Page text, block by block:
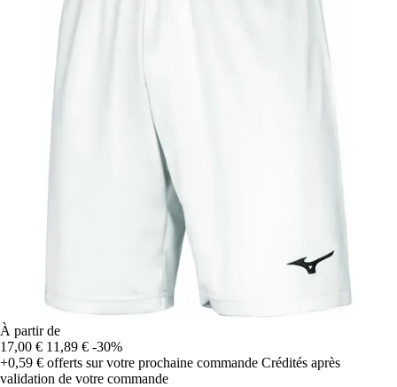
À partir de
17,00 € 11,89 € -30%
+0,59 € offerts sur votre prochaine commande Crédités après
validation de votre commande